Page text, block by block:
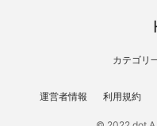
カテゴリ
運営者情報 利用規約